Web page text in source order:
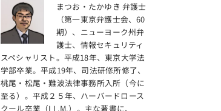
まつお・たかゆき 弁護士
（第一東京弁護士会、60
期）、ニューヨーク州弁
護士、情報セキュリティ
スペシャリスト。平成18年、東京大学法
学部卒業。平成19年、司法研修所修了、
桃尾・松尾・難波法律事務所入所（今に
至る）。平成２５年、ハーバードロース
クール卒業（LL.M.）。主な著書に、